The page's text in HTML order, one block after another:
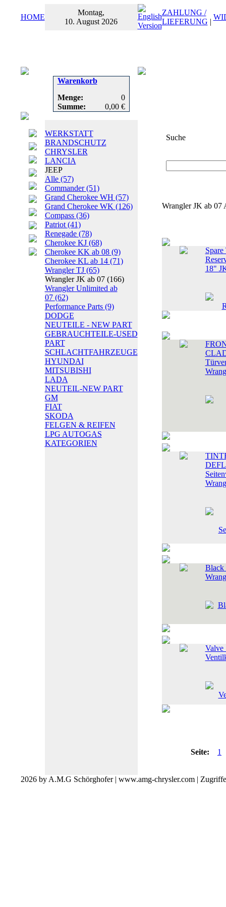
HOME
Montag,
10. August 2026
ZAHLUNG /
LIEFERUNG |
Warenkorb
Menge:
0
Summe:
0,00 €
WERKSTATT
BRANDSCHUTZ
CHRYSLER
LANCIA
JEEP
Alle (57)
Commander(51)
Grand Cherokee WH (57)
Grand Cherokee WK (126)
Compass (36)
Patriot (41)
Renegade (78)
Cherokee KJ (68)
Cherokee KK ab 08 (9)
Cherokee KL ab 14 (71)
Wrangler TJ (65)
Wrangler JK ab 07 (166)
Wrangler Unlimited ab
07 (62)
Performance Parts (9)
DODGE
NEUTEILE - NEW PART
GEBRAUCHTEILE-USED
PART
SCHLACHTFAHRZEUGE
HYUNDAI
MITSUBISHI
LADA
NEUTEIL-NEW PART
GM
FIAT
SKODA
FELGEN & REIFEN
LPG AUTOGAS
KATEGORIEN
Suche
Wrangler JK ab 07
18"
Black
Valve
Seite: 1
2026 by A.M.G Schörghofer | www.amg-chrysler.com |